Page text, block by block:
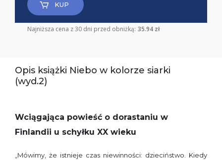
KUP
Najniższa cena z 30 dni przed obniżką: 35.94 zł
Opis książki Niebo w kolorze siarki
(wyd.2)
Wciągająca powieść o dorastaniu w
Finlandii u schyłku XX wieku
„Mówimy, że istnieje czas niewinności: dzieciństwo. Kiedy